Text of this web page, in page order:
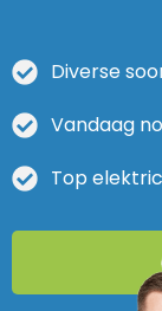
Diverse
Vandaag
Top